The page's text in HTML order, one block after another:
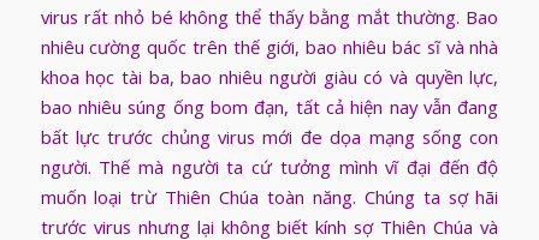
virus rất nhỏ bé không thể thấy bằng mắt thường. Bao
nhiêu cường quốc trên thế giới, bao nhiêu bác sĩ và nhà
khoa học tài ba, bao nhiêu người giàu có và quyền lực,
bao nhiêu súng ống bom đạn, tất cả hiện nay vẫn đang
bất lực trước chủng virus mới đe dọa mạng sống con
người. Thế mà người ta cứ tưởng mình vĩ đại đến độ
muốn loại trừ Thiên Chúa toàn năng. Chúng ta sợ hãi
trước virus nhưng lại không biết kính sợ Thiên Chúa và